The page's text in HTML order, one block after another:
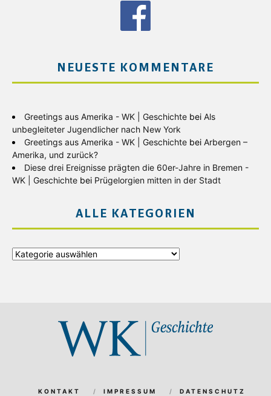
NEUESTE KOMMENTARE
Greetings aus Amerika - WK | Geschichte bei Als
unbegleiteter Jugendlicher nach New York
Greetings aus Amerika - WK | Geschichte bei Arbergen –
Amerika, und zurück?
Diese drei Ereignisse prägten die 60er-Jahre in Bremen -
WK | Geschichte bei Prügelorgien mitten in der Stadt
ALLE KATEGORIEN
Alle
KONTAKT IMPRESSUM DATENSCHUTZ